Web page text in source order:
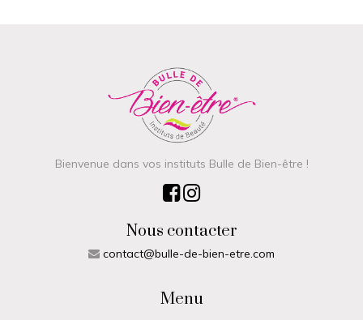
Bienvenue dans vos instituts Bulle de Bien-être !
Nous contacter
contact@bulle-de-bien-etre.com
Menu